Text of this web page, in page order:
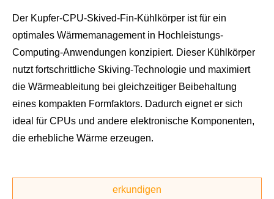
Der Kupfer-CPU-Skived-Fin-Kühlkörper ist für ein
optimales Wärmemanagement in Hochleistungs-
Computing-Anwendungen konzipiert. Dieser Kühlkörper
nutzt fortschrittliche Skiving-Technologie und maximiert
die Wärmeableitung bei gleichzeitiger Beibehaltung
eines kompakten Formfaktors. Dadurch eignet er sich
ideal für CPUs und andere elektronische Komponenten,
die erhebliche Wärme erzeugen.
erkundigen